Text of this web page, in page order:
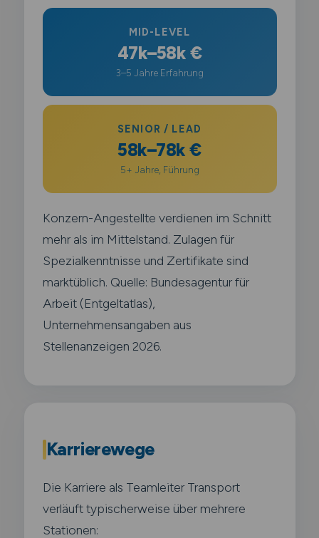
MID-LEVEL
47k–58k €
3–5 Jahre Erfahrung
SENIOR / LEAD
58k–78k €
5+ Jahre, Führung
Konzern-Angestellte verdienen im Schnitt
mehr als im Mittelstand. Zulagen für
Spezialkenntnisse und Zertifikate sind
marktüblich. Quelle: Bundesagentur für
Arbeit (Entgeltatlas),
Unternehmensangaben aus
Stellenanzeigen 2026.
Karrierewege
Die Karriere als Teamleiter Transport
verläuft typischerweise über mehrere
Stationen: